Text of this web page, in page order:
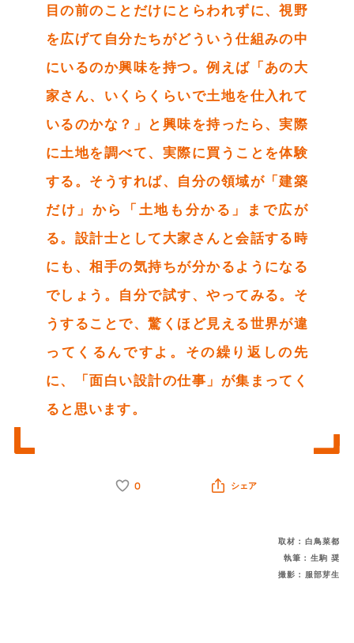
目の前のことだけにとらわれずに、視野
を広げて自分たちがどういう仕組みの中
にいるのか興味を持つ。例えば「あの大
家さん、いくらくらいで土地を仕入れて
いるのかな？」と興味を持ったら、実際
に土地を調べて、実際に買うことを体験
する。そうすれば、自分の領域が「建築
だけ」から「土地も分かる」まで広が
る。設計士として大家さんと会話する時
にも、相手の気持ちが分かるようになる
でしょう。自分で試す、やってみる。そ
うすることで、驚くほど見える世界が違
ってくるんですよ。その繰り返しの先
に、「面白い設計の仕事」が集まってく
ると思います。
0 シェア
取材：白鳥菜都
執筆：生駒 奨
撮影：服部芽生